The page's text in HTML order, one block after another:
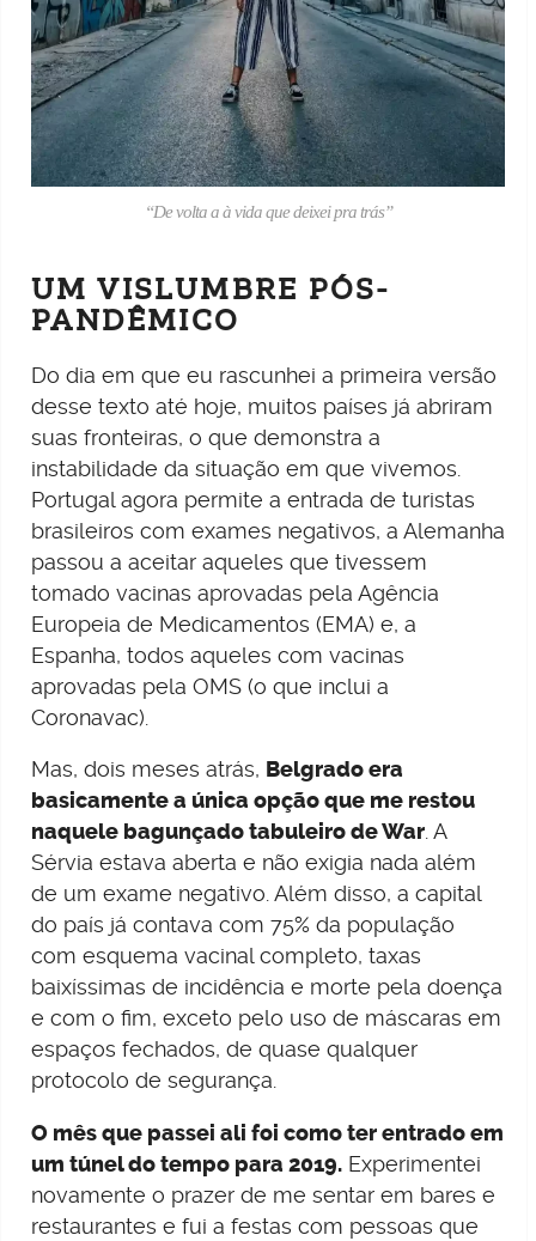
“De volta a à vida que deixei pra trás”
UM VISLUMBRE PÓS-
PANDÊMICO
Do dia em que eu rascunhei a primeira versão
desse texto até hoje, muitos países já abriram
suas fronteiras, o que demonstra a
instabilidade da situação em que vivemos.
Portugal agora permite a entrada de turistas
brasileiros com exames negativos, a Alemanha
passou a aceitar aqueles que tivessem
tomado vacinas aprovadas pela Agência
Europeia de Medicamentos (EMA) e, a
Espanha, todos aqueles com vacinas
aprovadas pela OMS (o que inclui a
Coronavac).
Mas, dois meses atrás, Belgrado era
basicamente a única opção que me restou
naquele bagunçado tabuleiro de War. A
Sérvia estava aberta e não exigia nada além
de um exame negativo. Além disso, a capital
do país já contava com 75% da população
com esquema vacinal completo, taxas
baixíssimas de incidência e morte pela doença
e com o fim, exceto pelo uso de máscaras em
espaços fechados, de quase qualquer
protocolo de segurança.
O mês que passei ali foi como ter entrado em
um túnel do tempo para 2019. Experimentei
novamente o prazer de me sentar em bares e
restaurantes e fui a festas com pessoas que